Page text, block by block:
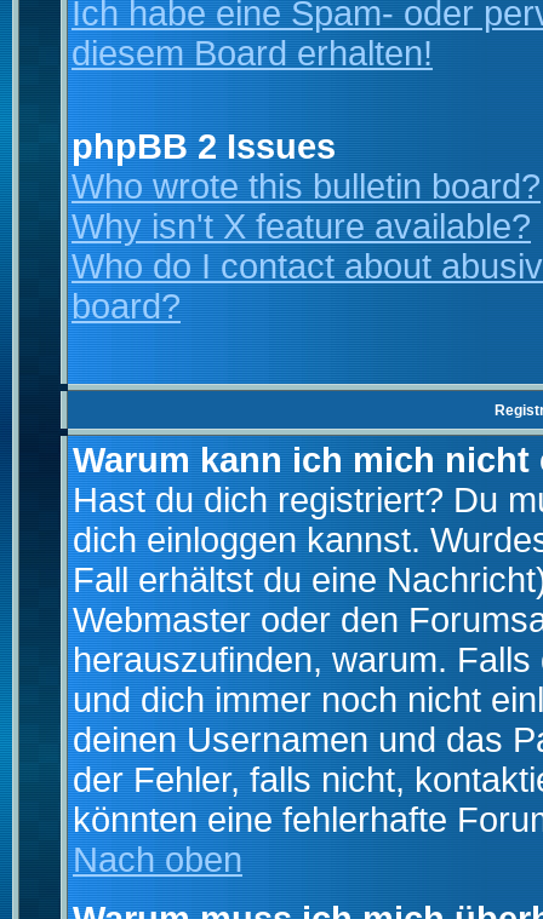
Ich habe eine Spam- oder
diesem Board erhalten!
phpBB 2 Issues
Who wrote this bulletin board?
Why isn't X feature available?
Who do I contact about
board?
Warum kann ich mich nicht
Hast du dich registriert? Du
dich einloggen kannst.
Fall erhältst du eine
Webmaster oder den
herauszufinden, warum.
und dich immer noch nicht
deinen Usernamen und das
der Fehler, falls nicht,
könnten eine fehlerhafte
Nach oben